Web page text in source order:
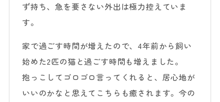
ず持ち、急を要さない外出は極力控えていま
す。
家で過ごす時間が増えたので、4年前から飼い
始めた2匹の猫と過ごす時間も増えました。
抱っこしてゴロゴロ言ってくれると、居心地が
いいのかなと思えてこちらも癒されます。今の